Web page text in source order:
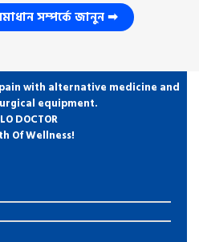
সম্পর্কে জানুন ➡
with alternative medicine and
equipment.
DOCTOR
Of Wellness!